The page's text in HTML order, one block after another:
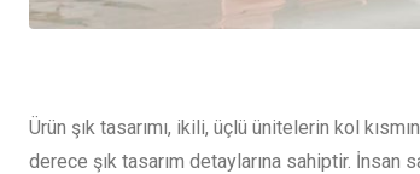
Ürün şık tasarımı, ikili, üçlü ünitelerin kol
derece şık tasarım detaylarına sahiptir. İnsan